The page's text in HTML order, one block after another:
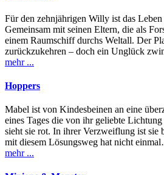
Für den zehnjährigen Willy ist das Leben
Gemeinsam mit seinen Eltern, die als
einem Raumschiff durchs Weltall. Der
zurückzukehren – doch ein Unglück
mehr ...
Hoppers
Mabel ist von Kindesbeinen an eine
eines Tages die von ihr geliebte
sieht sie rot. In ihrer Verzweiflung ist sie
mit diesem Lösungsweg hat nicht
mehr ...